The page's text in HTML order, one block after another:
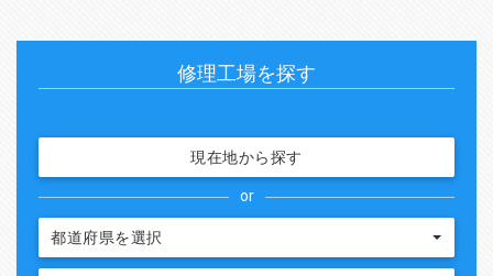
修理工場を探す
現在地から探す
or
都道府県を選択